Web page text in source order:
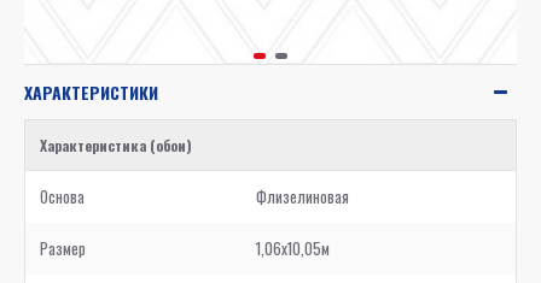
ХАРАКТЕРИСТИКИ
Характеристика (обои)
Основа Флизелиновая
Размер 1,06x10,05м